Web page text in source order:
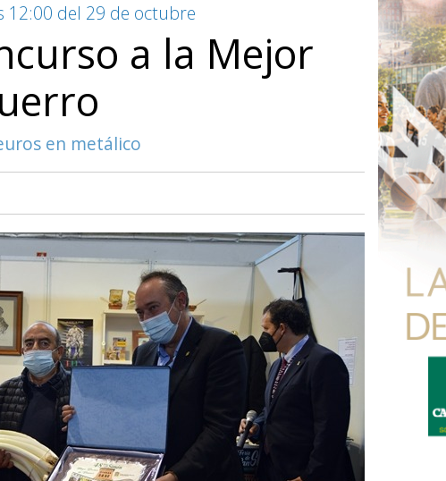
12:00 del 29 de octubre
a la Mejor
en metálico